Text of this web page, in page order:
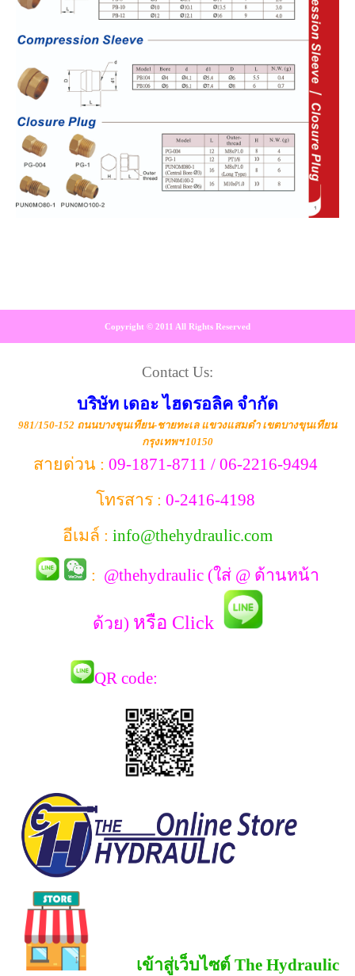
Copyright © 2011 All Rights Reserved
Contact Us:
บริษัท เดอะ ไฮดรอลิค จำกัด
981/150-152 ถนนบางขุนเทียน-ชายทะเล แขวงแสมดำ เขตบางขุนเทียน
กรุงเทพฯ 10150
สายด่วน : 09-1871-8711 / 06-2216-9494
โทรสาร : 0-2416-4198
อีเมล์ : info@thehydraulic.com
: @thehydraulic (ใส่ @ ด้านหน้า
ด้วย) หรือ Click
QR code:
เข้าสู่เว็บไซต์ The Hydraulic